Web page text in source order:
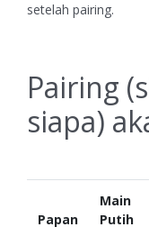
setelah pairing.
Pairing
siapa)
Papan
Main
Putih